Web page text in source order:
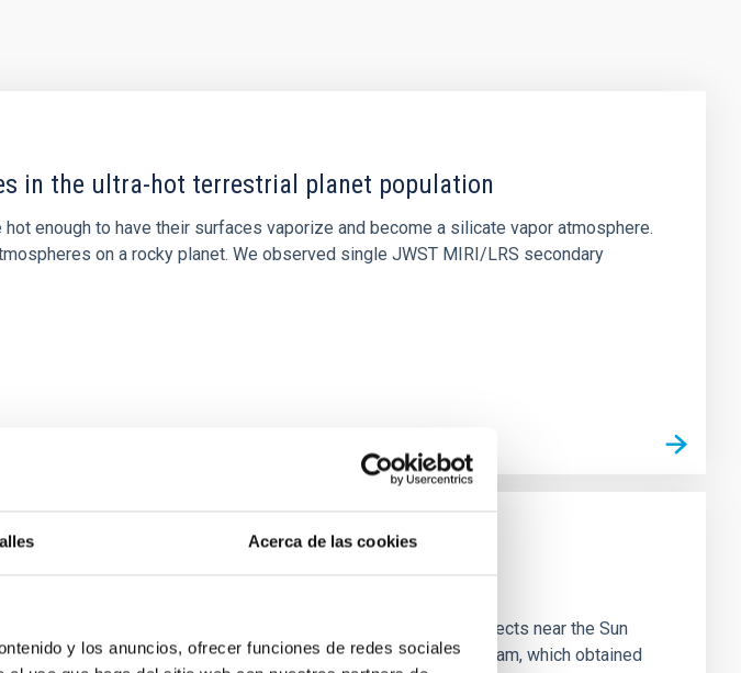
Acerca de las cookies
y los anuncios, ofrecer funciones de redes sociales
in the ultra-hot terrestrial planet population
enough to have their surfaces vaporize and become a silicate vapor atmosphere.
on a rocky planet. We observed single JWST MIRI/LRS secondary
atmospheres; however, the majority of low-temperature objects near the Sun
findings of the JWST Cycle 3 "Arcana of the Ancients" program, which obtained